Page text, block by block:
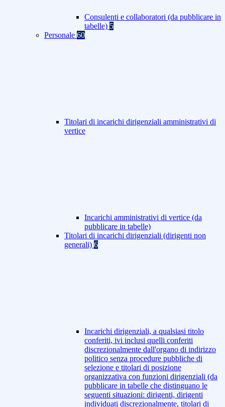
Consulenti e collaboratori (da pubblicare in
tabelle) 5
Personale 60
Titolari di incarichi dirigenziali amministrativi di
vertice
Incarichi amministrativi di vertice (da
pubblicare in tabelle)
Titolari di incarichi dirigenziali (dirigenti non
generali) 6
Incarichi dirigenziali, a qualsiasi titolo
conferiti, ivi inclusi quelli conferiti
discrezionalmente dall'organo di indirizzo
politico senza procedure pubbliche di
selezione e titolari di posizione
organizzativa con funzioni dirigenziali (da
pubblicare in tabelle che distinguano le
seguenti situazioni: dirigenti, dirigenti
individuati discrezionalmente, titolari di